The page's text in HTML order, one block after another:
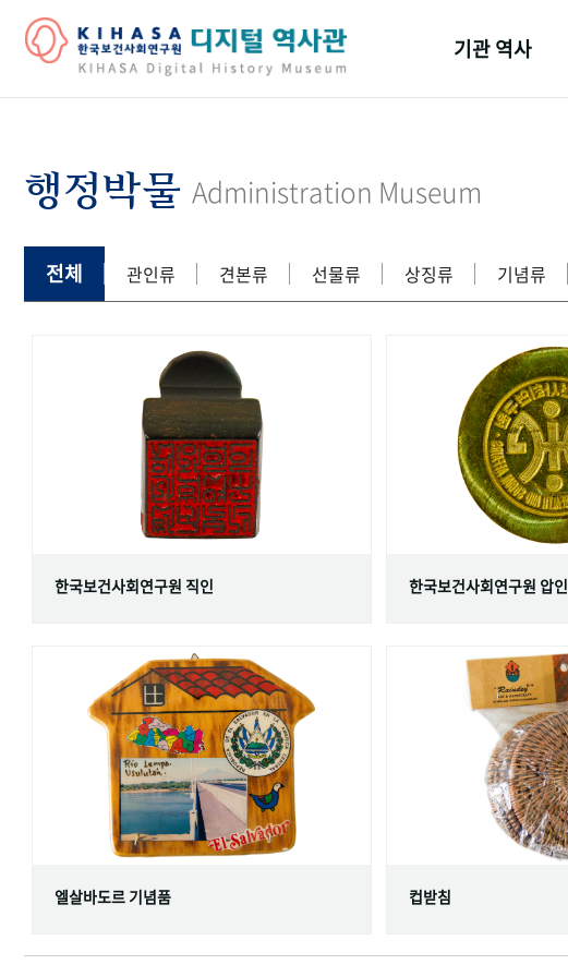
기관 역사
연구원 사람들
행정박물 Administration Museum
전체 관인류 견본류 선물류 상징류 기념류
한국보건사회연구원 직인 한국보건사회연구원 압인
엘살바도르 기념품 컵받침